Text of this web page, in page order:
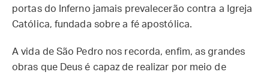
portas do Inferno jamais prevalecerão contra a Igreja
Católica, fundada sobre a fé apostólica.
A vida de São Pedro nos recorda, enfim, as grandes
obras que Deus é capaz de realizar por meio de